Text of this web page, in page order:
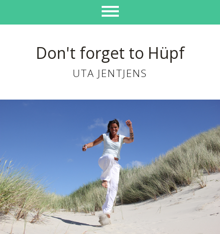
Don't forget to Hüpf
UTA JENTJENS